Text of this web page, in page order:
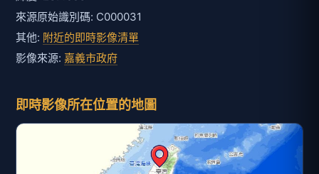
來源原始識別碼: C000031
其他: 附近的即時影像清單
影像來源: 嘉義市政府
即時影像所在位置的地圖